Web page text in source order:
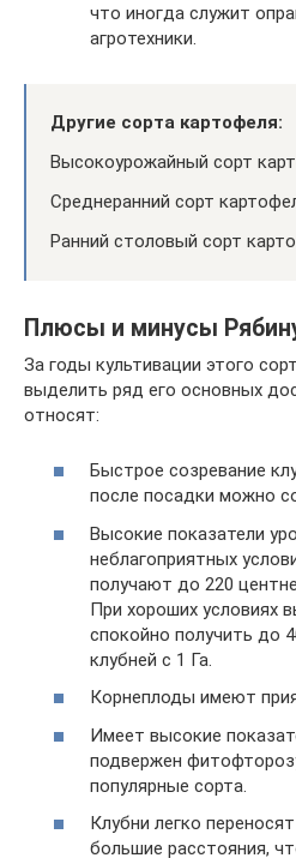
что иногда служит
агротехники.
Другие сорта картофеля:
Высокоурожайный сорт
Среднеранний сорт
Ранний столовый сорт
Плюсы и минусы
За годы культивации этого
выделить ряд его основных
относят:
Быстрое созревание
после посадки можно
Высокие показатели
неблагоприятных
получают до 220
При хороших условиях
спокойно получить до
клубней с 1 Га.
Корнеплоды имеют
Имеет высокие
подвержен
популярные сорта.
Клубни легко
большие расстояния,